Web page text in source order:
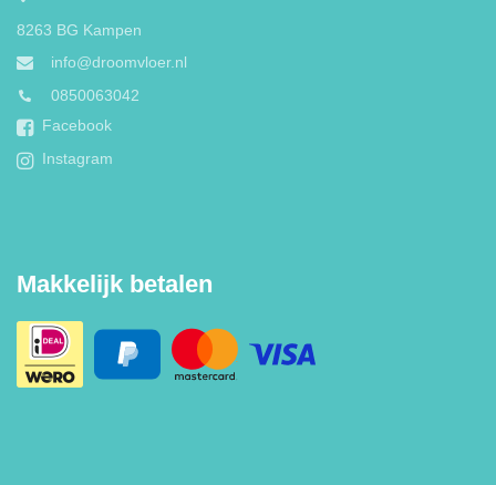
8263 BG Kampen
info@droomvloer.nl
0850063042
Facebook
Instagram
Makkelijk betalen